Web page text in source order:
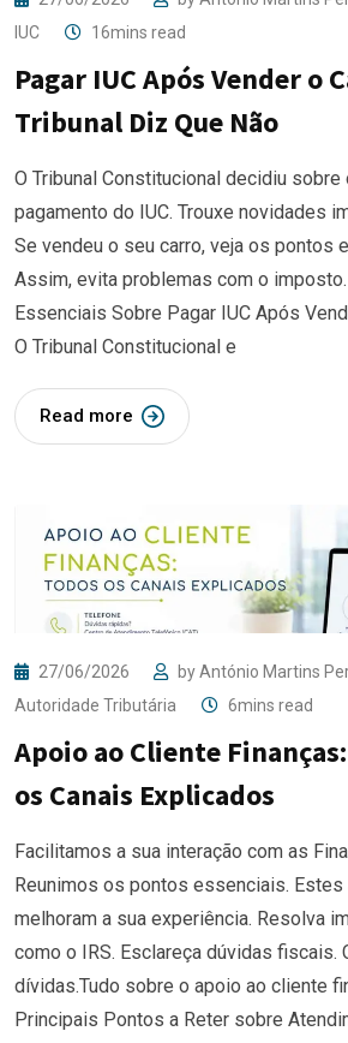
IUC
16mins read
Pagar IUC Após Vender o
Tribunal Diz Que Não
O Tribunal Constitucional decidiu sobre
pagamento do IUC. Trouxe novidades
Se vendeu o seu carro, veja os pontos
Assim, evita problemas com o
Essenciais Sobre Pagar IUC Após
O Tribunal Constitucional e
Read more
27/06/2026 byAntónio Martins
Autoridade Tributária
6mins read
Apoio ao Cliente
os Canais Explicados
Facilitamos a sua interação com as
Reunimos os pontos essenciais.
melhoram a sua experiência. Resolva
como o IRS. Esclareça dúvidas fiscais.
dívidas.Tudo sobre o apoio ao cliente
Principais Pontos a Reter sobre